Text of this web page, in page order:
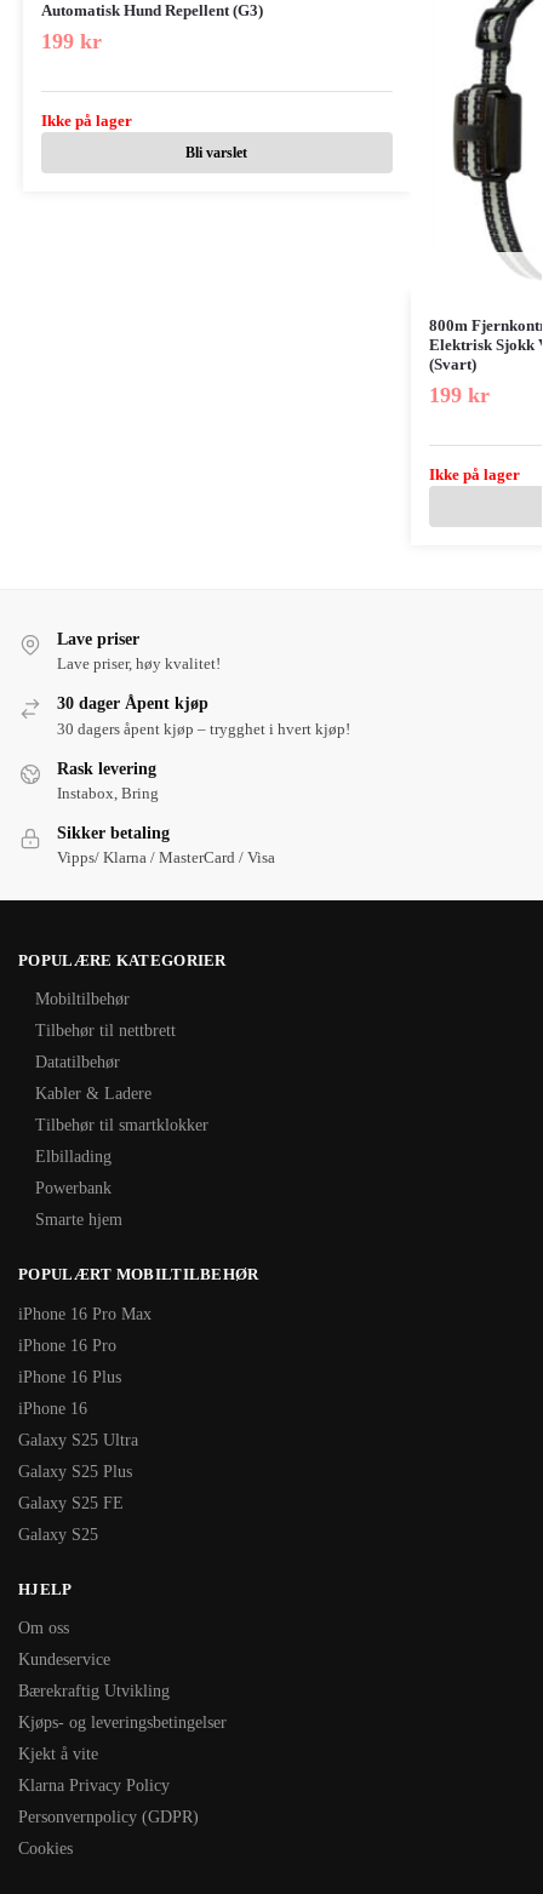
Automatisk Hund Repellent (G3)
199 kr
Ikke på lager
Bli varslet
800m
Elektrisk Sjokk
(Svart)
199 kr
Ikke på lager
Lave priser
Lave priser, høy kvalitet!
30 dager Åpent kjøp
30 dagers åpent kjøp – trygghet i hvert kjøp!
Rask levering
Instabox, Bring
Sikker betaling
Vipps/ Klarna / MasterCard / Visa
POPULÆRE KATEGORIER
Mobiltilbehør
Tilbehør til nettbrett
Datatilbehør
Kabler & Ladere
Tilbehør til smartklokker
Elbillading
Powerbank
Smarte hjem
POPULÆRT MOBILTILBEHØR
iPhone 16 Pro Max
iPhone 16 Pro
iPhone 16 Plus
iPhone 16
Galaxy S25 Ultra
Galaxy S25 Plus
Galaxy S25 FE
Galaxy S25
HJELP
Om oss
Kundeservice
Bærekraftig Utvikling
Kjøps- og leveringsbetingelser
Kjekt å vite
Klarna Privacy Policy
Personvernpolicy (GDPR)
Cookies